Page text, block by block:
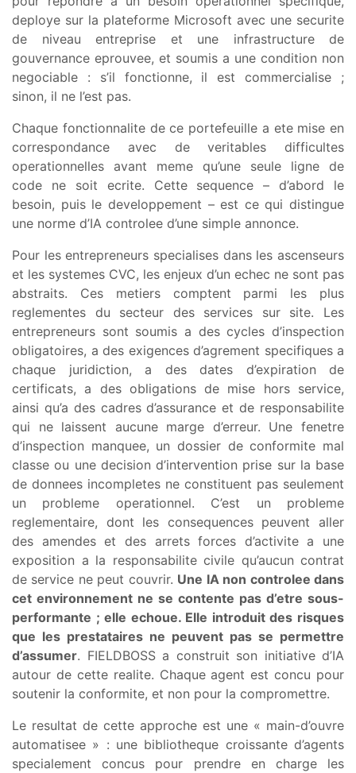
deploye sur la plateforme Microsoft avec une securite
de niveau entreprise et une infrastructure de
gouvernance eprouvee, et soumis a une condition non
negociable : s’il fonctionne, il est commercialise ;
sinon, il ne l’est pas.
Chaque fonctionnalite de ce portefeuille a ete mise en
correspondance avec de veritables difficultes
operationnelles avant meme qu’une seule ligne de
code ne soit ecrite. Cette sequence – d’abord le
besoin, puis le developpement – est ce qui distingue
une norme d’IA controlee d’une simple annonce.
Pour les entrepreneurs specialises dans les ascenseurs
et les systemes CVC, les enjeux d’un echec ne sont pas
abstraits. Ces metiers comptent parmi les plus
reglementes du secteur des services sur site. Les
entrepreneurs sont soumis a des cycles d’inspection
obligatoires, a des exigences d’agrement specifiques a
chaque juridiction, a des dates d’expiration de
certificats, a des obligations de mise hors service,
ainsi qu’a des cadres d’assurance et de responsabilite
qui ne laissent aucune marge d’erreur. Une fenetre
d’inspection manquee, un dossier de conformite mal
classe ou une decision d’intervention prise sur la base
de donnees incompletes ne constituent pas seulement
un probleme operationnel. C’est un probleme
reglementaire, dont les consequences peuvent aller
des amendes et des arrets forces d’activite a une
exposition a la responsabilite civile qu’aucun contrat
de service ne peut couvrir. Une IA non controlee dans
cet environnement ne se contente pas d’etre sous-
performante ; elle echoue. Elle introduit des risques
que les prestataires ne peuvent pas se permettre
d’assumer. FIELDBOSS a construit son initiative d’IA
autour de cette realite. Chaque agent est concu pour
soutenir la conformite, et non pour la compromettre.
Le resultat de cette approche est une « main-d’ouvre
automatisee » : une bibliotheque croissante d’agents
specialement concus pour prendre en charge les